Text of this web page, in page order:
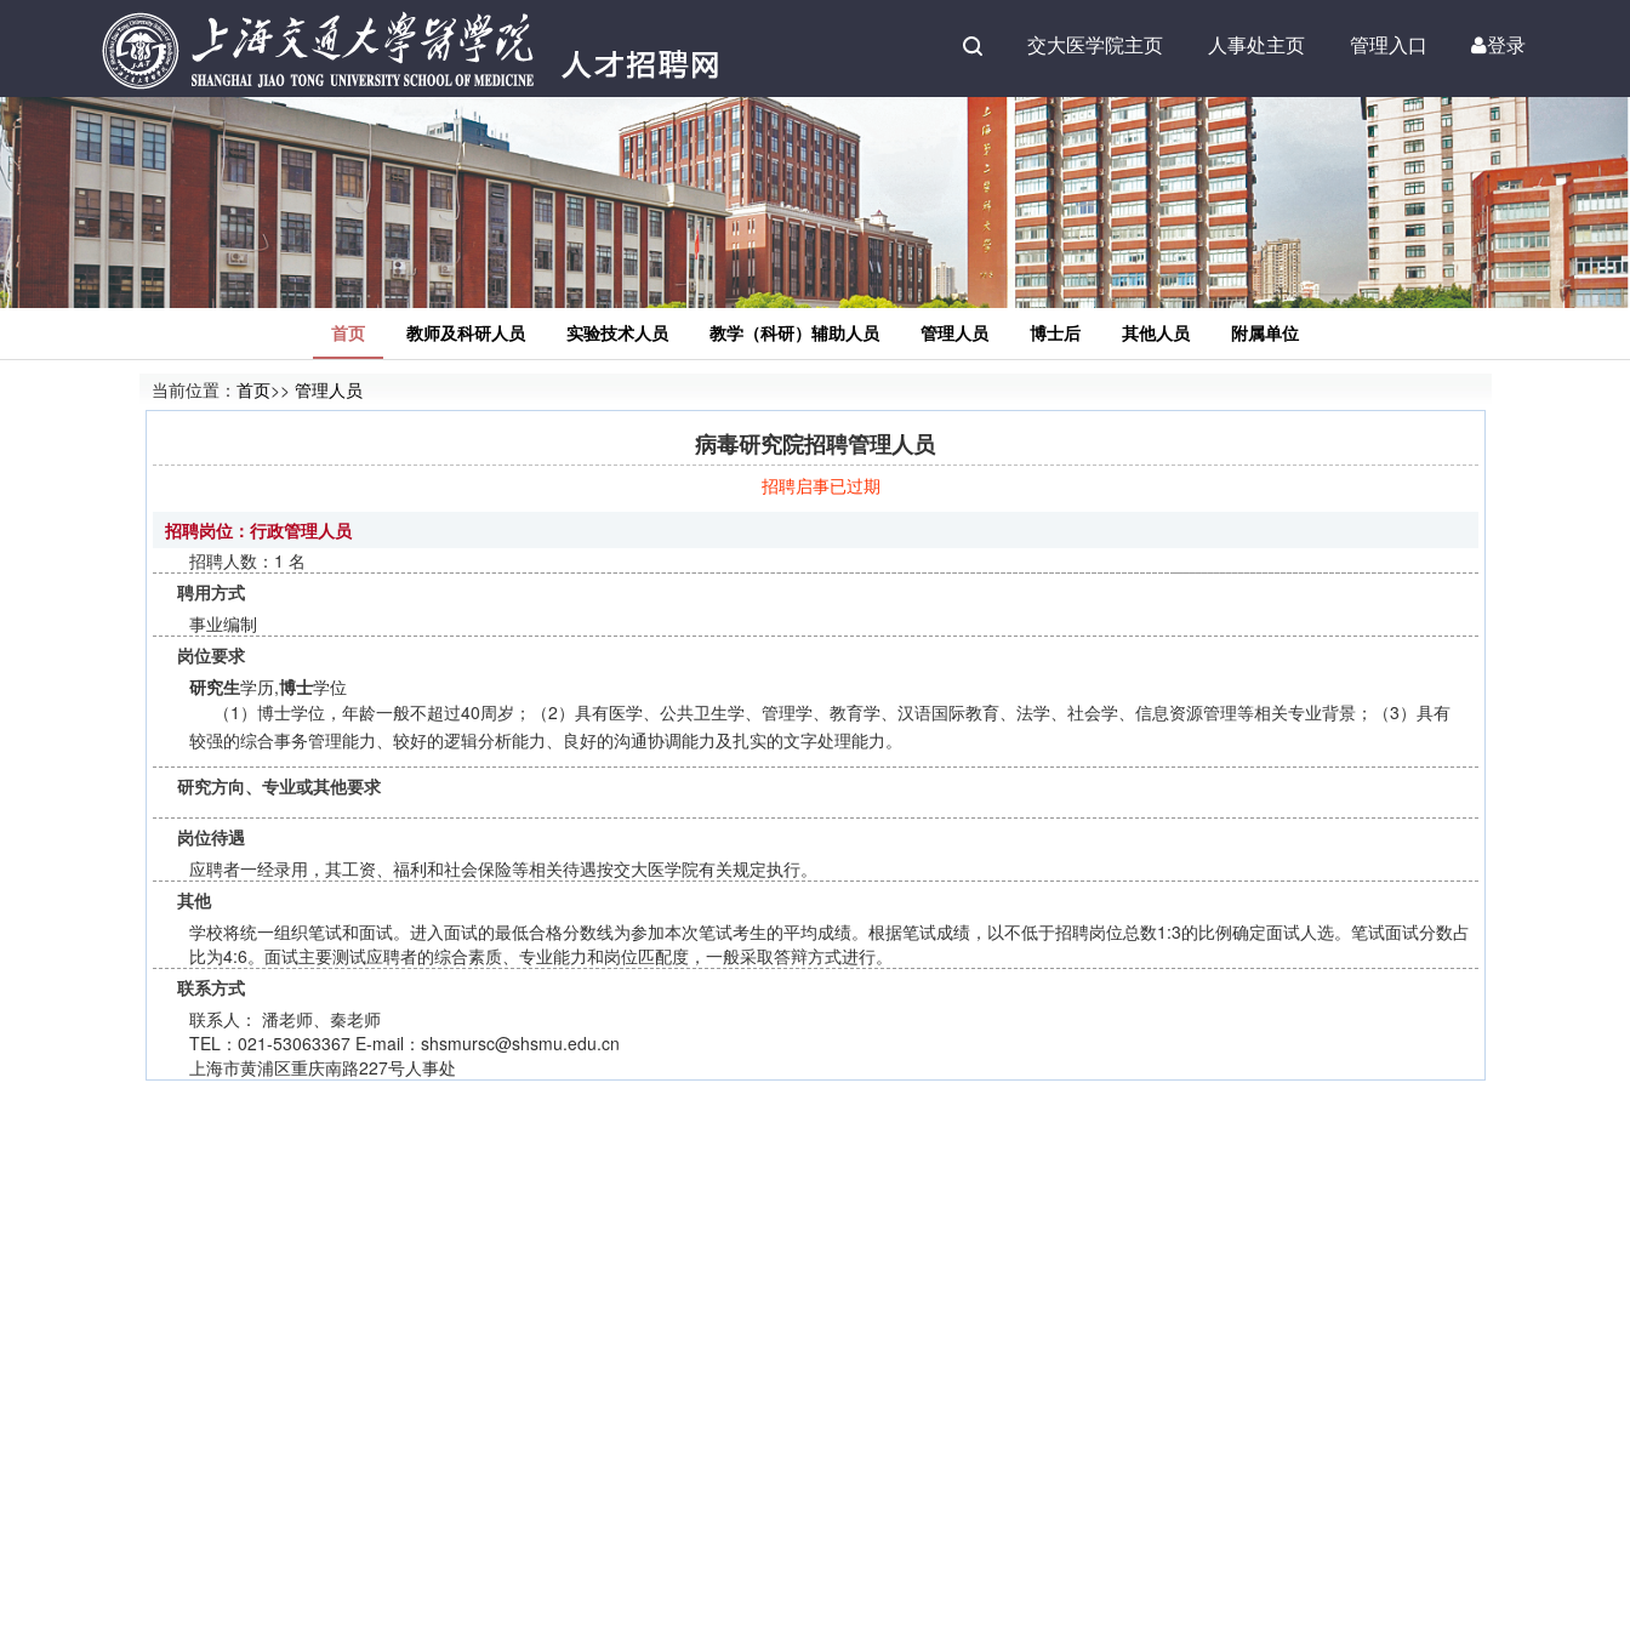
交大医学院主页 人事处主页 管理入口 登录
Search
首页 教师及科研人员 实验技术人员 教学（科研）辅助人员 管理人员 博士后 其他人员 附属单位
当前位置： 首页>> 管理人员
病毒研究院招聘管理人员
招聘启事已过期
招聘岗位：行政管理人员
招聘人数：1 名
聘用方式
事业编制
岗位要求
研究生学历,博士学位
（1）博士学位，年龄一般不超过40周岁；（2）具有医学、公共卫生学、管理学、教育学、汉语国际教育、法学、社会学、信息资源管理等相关专业背景；（3）具有
较强的综合事务管理能力、较好的逻辑分析能力、良好的沟通协调能力及扎实的文字处理能力。
研究方向、专业或其他要求
岗位待遇
应聘者一经录用，其工资、福利和社会保险等相关待遇按交大医学院有关规定执行。
其他
学校将统一组织笔试和面试。进入面试的最低合格分数线为参加本次笔试考生的平均成绩。根据笔试成绩，以不低于招聘岗位总数1:3的比例确定面试人选。笔试面试分数占
比为4:6。面试主要测试应聘者的综合素质、专业能力和岗位匹配度，一般采取答辩方式进行。
联系方式
联系人： 潘老师、秦老师
TEL：021-53063367 E-mail：shsmursc@shsmu.edu.cn
上海市黄浦区重庆南路227号人事处